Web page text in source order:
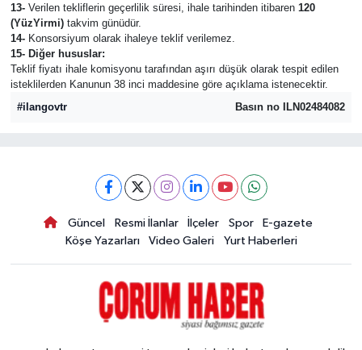
13-Verilen tekliflerin geçerlilik süresi, ihale tarihinden itibaren 120
(YüzYirmi)takvim günüdür.
14-Konsorsiyum olarak ihaleye teklif verilemez.
15- Diğer hususlar:
Teklif fiyatı ihale komisyonu tarafından aşırı düşük olarak tespit edilen
isteklilerden Kanunun 38 inci maddesine göre açıklama istenecektir.
#ilangovtr
Basın no ILN02484082
Güncel Resmi İlanlar İlçeler Spor
E-gazete
Köşe Yazarları
Video Galeri Yurt Haberleri